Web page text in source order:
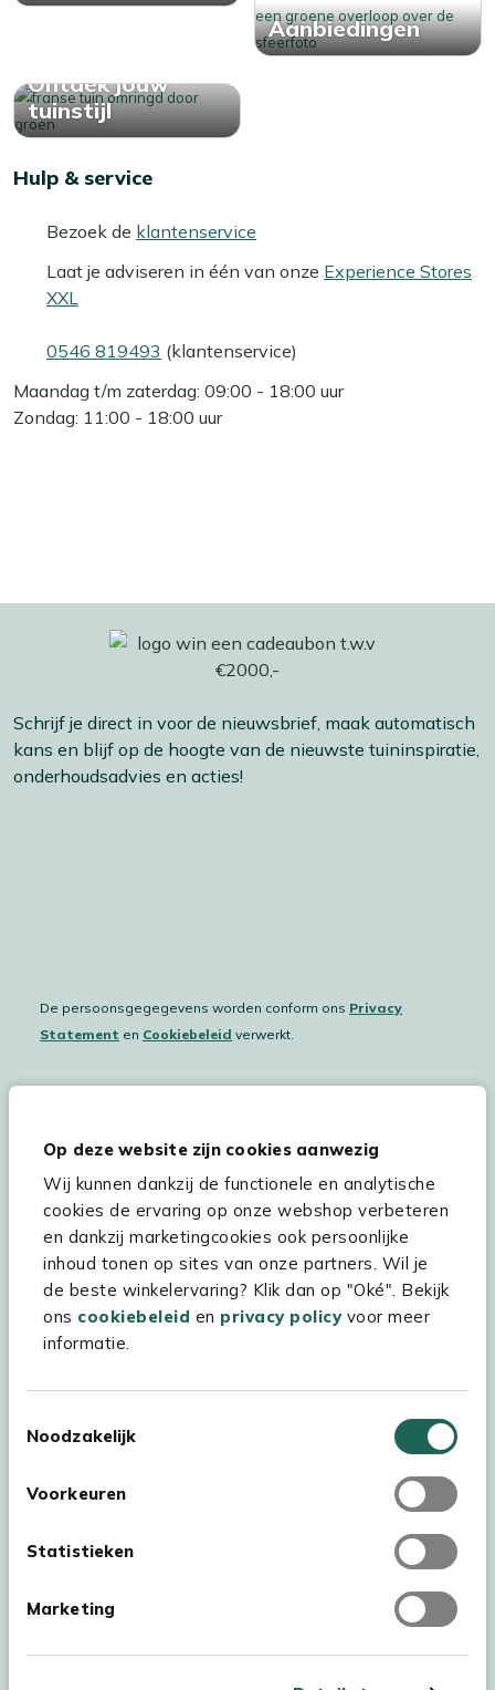
Op deze website zijn cookies aanwezig
Wij kunnen dankzij de functionele en analytische
cookies de ervaring op onze webshop verbeteren
en dankzij marketingcookies ook persoonlijke
inhoud tonen op sites van onze partners. Wil je
de beste winkelervaring? Klik dan op "Oké". Bekijk
ons cookiebeleid en privacy policyvoor meer
informatie.
Noodzakelijk
Voorkeuren
Statistieken
Marketing
Aanbiedingen
Ontdek jouw
tuinstijl
Hulp & service
Bezoek de klantenservice
Laat je adviseren in één van onze Experience Stores
XXL
0546 819493 (klantenservice)
Maandag t/m zaterdag: 09:00 - 18:00 uur
Zondag: 11:00 - 18:00 uur
Schrijf je direct in voor de nieuwsbrief, maak automatisch
kans en blijf op de hoogte van de nieuwste tuininspiratie,
onderhoudsadvies en acties!
De persoonsgegegevens worden conform ons Privacy
Statement en Cookiebeleid verwerkt.
Hulp & service
Assortiment
Kees Smit Tuinmeubelen
Experience Stores XXL